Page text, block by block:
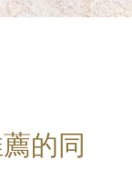
的同